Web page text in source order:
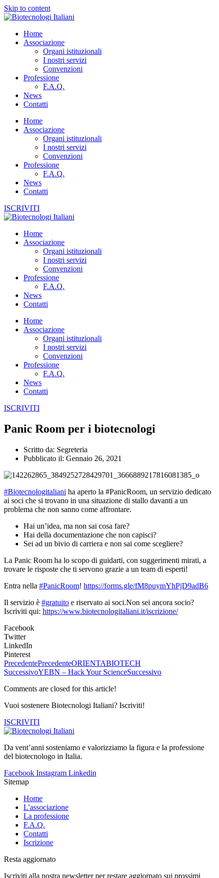
Skip to content
Home
Associazione
Organi istituzionali
I nostri servizi
Convenzioni
Professione
F.A.Q.
News
Contatti
Home
Associazione
Organi istituzionali
I nostri servizi
Convenzioni
Professione
F.A.Q.
News
Contatti
ISCRIVITI
Home
Associazione
Organi istituzionali
I nostri servizi
Convenzioni
Professione
F.A.Q.
News
Contatti
Home
Associazione
Organi istituzionali
I nostri servizi
Convenzioni
Professione
F.A.Q.
News
Contatti
ISCRIVITI
Panic Room per i biotecnologi
Scritto da: Segreteria
Pubblicato il: Gennaio 26, 2021
#Biotecnologitaliani ha aperto la #PanicRoom, un servizio dedicato
ai soci che si trovano in una situazione di stallo davanti a un
problema che non sanno come affrontare.
Hai un’idea, ma non sai cosa fare?
Hai della documentazione che non capisci?
Sei ad un bivio di carriera e non sai come scegliere?
La Panic Room ha lo scopo di guidarti, con suggerimenti mirati, a
trovare le risposte che ti servono grazie a un team di esperti!
Entra nella #PanicRoom! https://forms.gle/fM8puymYhPjD9adB6
Il servizio è #gratuito e riservato ai soci.Non sei ancora socio?
Iscriviti qui: https://www.biotecnologitaliani.it/iscrizione/
Facebook
Twitter
LinkedIn
Pinterest
PrecedentePrecedenteORIENTABIOTECH
SuccessivoYEBN – Hack Your ScienceSuccessivo
Comments are closed for this article!
Vuoi sostenere Biotecnologi Italiani? Iscriviti!
ISCRIVITI
Da vent’anni sosteniamo e valorizziamo la figura e la professione
del biotecnologo in Italia.
Facebook Instagram Linkedin
Sitemap
Home
L'associazione
La professione
F.A.Q.
Contatti
Iscrizione
Resta aggiornato
Iscriviti alla nostra newsletter per restare aggiornato sui prossimi